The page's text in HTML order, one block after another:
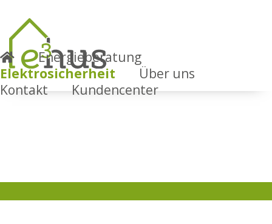
Energieberatung
Elektrosicherheit
Über uns
Kontakt
Kundencenter